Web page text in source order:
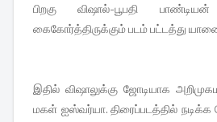
பிறகு விஷால்-பூபதி
கைகோர்த்திருக்கும் படம் பட்டத்து
இதில் விஷாலுக்கு ஜோடியாக
மகள் ஐஸ்வர்யா. திரைப்படத்தில்